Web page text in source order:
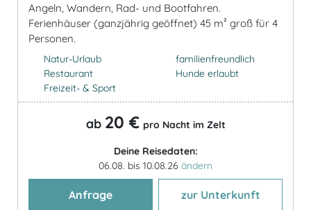
Angeln, Wandern, Rad- und Bootfahren.
Ferienhäuser (ganzjährig geöffnet) 45 m² groß für 4
Personen.
Natur-Urlaub
Restaurant
Freizeit- & Sport
familienfreundlich
Hunde erlaubt
ab 20 € pro Nacht im Zelt
Deine Reisedaten:
06.08. bis 10.08.26 ändern
Anfrage zur Unterkunft